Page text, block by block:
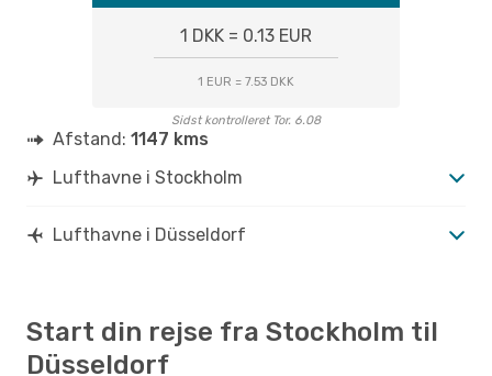
1 DKK = 0.13 EUR
1 EUR = 7.53 DKK
Sidst kontrolleret Tor. 6.08
Afstand: 1147 kms
Lufthavne i Stockholm
Lufthavne i Düsseldorf
Start din rejse fra Stockholm til
Düsseldorf